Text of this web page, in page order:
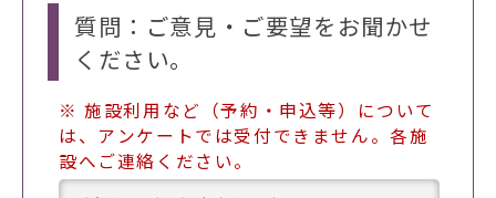
質問：ご意見・ご要望をお聞かせ
ください。
※ 施設利用など（予約・申込等）について
は、アンケートでは受付できません。各施
設へご連絡ください。